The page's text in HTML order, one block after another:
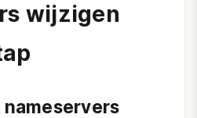
wijzigen
nameservers